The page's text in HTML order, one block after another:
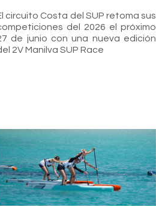
circuito Costa del SUP retoma sus
del 2026 el próximo
de junio con una nueva edición
2V Manilva SUP Race